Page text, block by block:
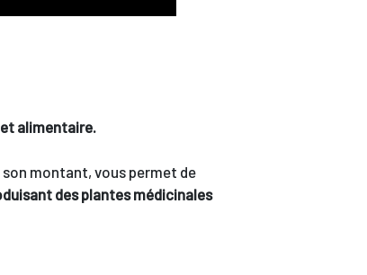
alimentaire.
montant, vous permet de
des plantes médicinales